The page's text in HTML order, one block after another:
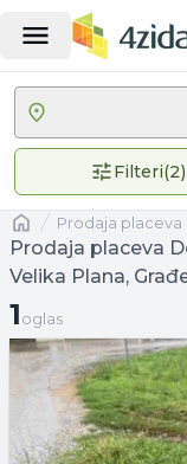
Filteri(2)
Naslovnaprodaja placeva
Prodaja placeva
Velika Plana,
1 oglas
1 oglas